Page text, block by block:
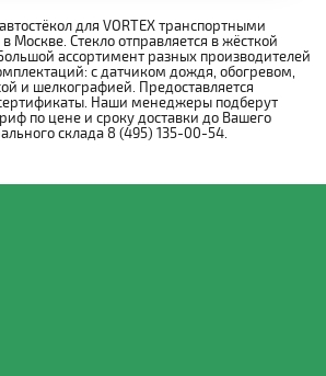
для VORTEX транспортными
Москве. Стекло отправляется в жёсткой
ассортимент разных производителей
с датчиком дождя, обогревом,
и шелкографией. Предоставляется
Наши менеджеры подберут
по цене и сроку доставки до Вашего
склада 8 (495) 135-00-54.